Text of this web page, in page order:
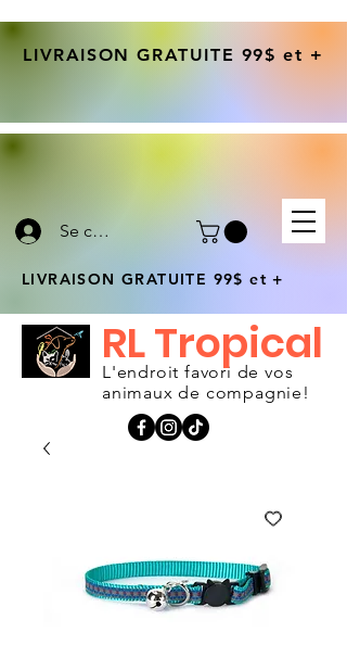
Se connecter
LIVRAISON GRATUITE 99$ et +
L'endroit favori de vos
animaux de compagnie!
RL Tropical
LIVRAISON GRATUITE 99$ et +